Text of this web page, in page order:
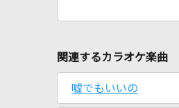
関連するカラオケ楽曲
嘘でもいいの